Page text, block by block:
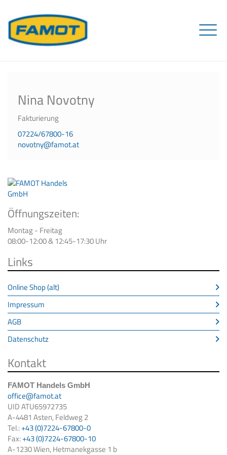
Unternehmen
Service und Kontakt
Online Shop
Nina Novotny
Fakturierung
07224/67800-16
novotny@famot.at
Öffnungszeiten:
Montag - Freitag
08:00-12:00 & 12:45-17:30 Uhr
Links
Online Shop (alt)
Impressum
AGB
Datenschutz
Kontakt
FAMOT Handels GmbH
office@famot.at
UID ATU65972735
A-4481 Asten, Feldweg 2
Tel.:+43 (0)7224-67800-0
Fax:+43 (0)7224-67800-10
A-1230 Wien, Hetmanekgasse 1 b